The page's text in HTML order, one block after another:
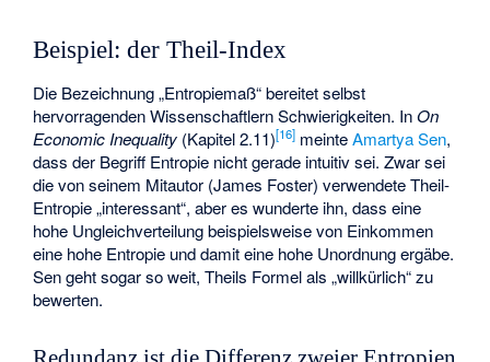
Beispiel: der Theil-Index
Die Bezeichnung „Entropiemaß“ bereitet selbst
hervorragenden Wissenschaftlern Schwierigkeiten. InOn
Economic Inequality (Kapitel 2.11)[16] meinteAmartya Sen,
dass der Begriff Entropie nicht gerade intuitiv sei. Zwar sei
die von seinem Mitautor (James Foster) verwendete Theil-
Entropie „interessant“, aber es wunderte ihn, dass eine
hohe Ungleichverteilung beispielsweise von Einkommen
eine hohe Entropie und damit eine hohe Unordnung ergäbe.
Sen geht sogar so weit, Theils Formel als „willkürlich“ zu
bewerten.